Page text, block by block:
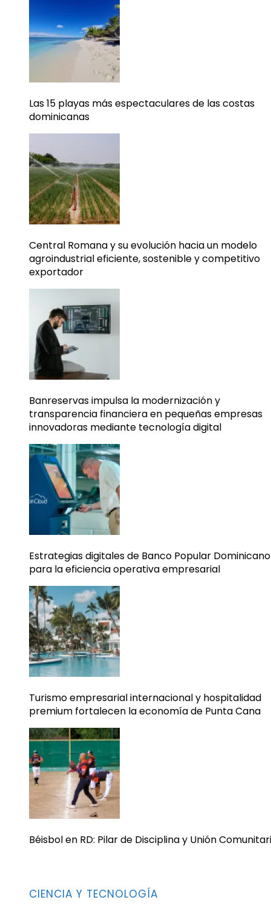
Las 15 playas más espectaculares de las costas
dominicanas
Central Romana y su evolución hacia un modelo
agroindustrial eficiente, sostenible y competitivo
exportador
Banreservas impulsa la modernización y
transparencia financiera en pequeñas empresas
innovadoras mediante tecnología digital
Estrategias digitales de Banco Popular Dominicano
para la eficiencia operativa empresarial
Turismo empresarial internacional y hospitalidad
premium fortalecen la economía de Punta Cana
Béisbol en RD: Pilar de Disciplina y Unión
CIENCIA Y TECNOLOGÍA